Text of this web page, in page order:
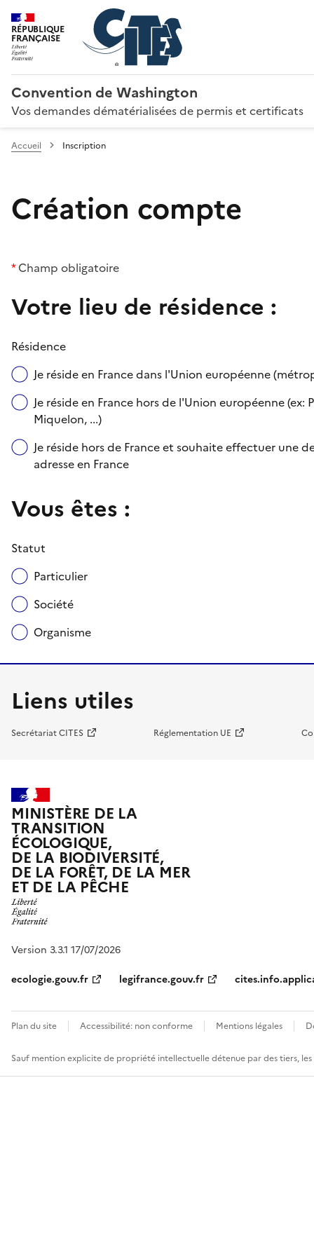
RÉPUBLIQUE
FRANÇAISE
Convention de Washington
Vos demandes dématérialisées de permis et certificats
Accueil Inscription
Création compte
*Champ obligatoire
Votre lieu de résidence :
Résidence
Je réside en France dans l'Union européenne
Je réside en France hors de l'Union européenne
Miquelon, ...)
Je réside hors de France et souhaite effectuer une
adresse en France
Vous êtes :
Statut
Particulier
Société
Organisme
Liens utiles
Secrétariat CITES Réglementation UE
MINISTÈRE DE LA
TRANSITION
ÉCOLOGIQUE,
DE LA BIODIVERSITÉ,
DE LA FORÊT, DE LA MER
ET DE LA PÊCHE
Version 3.3.1 17/07/2026
ecologie.gouv.fr
legifrance.gouv.fr
Plan du site Accessibilité: non conforme Mentions légales
Sauf mention explicite de propriété intellectuelle détenue par des tiers,